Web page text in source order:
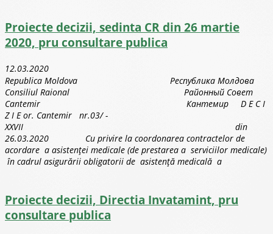
Proiecte decizii, sedinta CR din 26 martie
2020, pru consultare publica
12.03.2020
Republica Moldova Республика Молдова
Consiliul Raional Районный Совет
Cantemir Кантемир D E C I
Z I E or. Cantemir nr.03/ -
XXVII din
26.03.2020 Cu privire la coordonarea contractelor de
acordare a asistenţei medicale (de prestarea a serviciilor medicale)
în cadrul asigurării obligatorii de asistenţă medicală a
Proiecte decizii, Directia Invatamint, pru
consultare publica